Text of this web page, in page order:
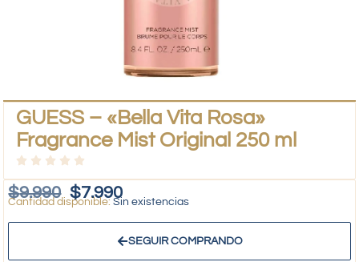
GUESS – «Bella Vita Rosa»
Fragrance Mist Original 250 ml
$9.990 $7.990Sin existencias
SEGUIR COMPRANDO